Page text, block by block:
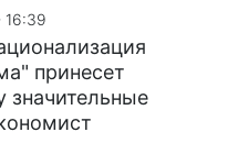
16:39
принесет
значительные